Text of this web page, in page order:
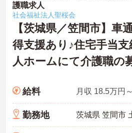
護職求人
社会福祉法人聖桜会
【茨城県／笠間市】車
得支援あり♪住宅手当
人ホームにて介護職の
給料
勤務地 茨城県 笠間市